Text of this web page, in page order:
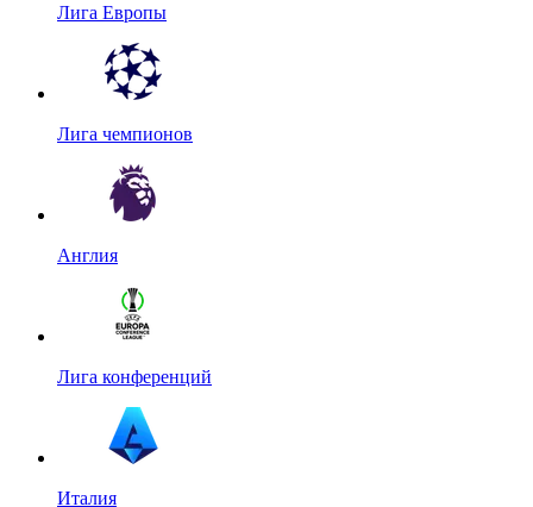
Лига Европы
Лига чемпионов
Англия
Лига конференций
Италия